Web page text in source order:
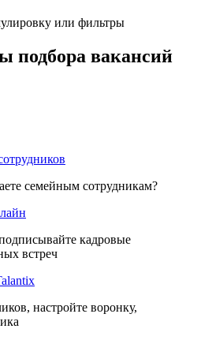
или фильтры
подбора вакансий
семейным сотрудникам?
кадровые
встреч
настройте воронку,